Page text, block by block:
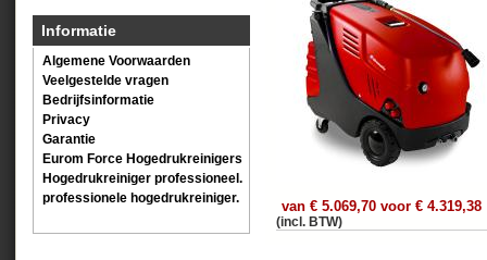
Informatie
Algemene Voorwaarden
Veelgestelde vragen
Bedrijfsinformatie
Privacy
Garantie
Eurom Force Hogedrukreinigers
Hogedrukreiniger professioneel.
professionele hogedrukreiniger.
van € 5.069,70 voor € 4.319,38
(incl. BTW)